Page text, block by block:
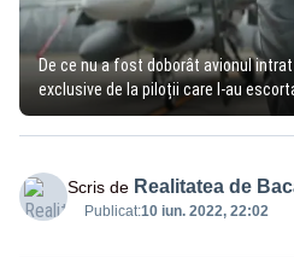
De ce nu a fost doborât avionul intrat
exclusive de la piloții care l-au
Scris de Realitatea de
Publicat:10 iun. 2022, 22:02